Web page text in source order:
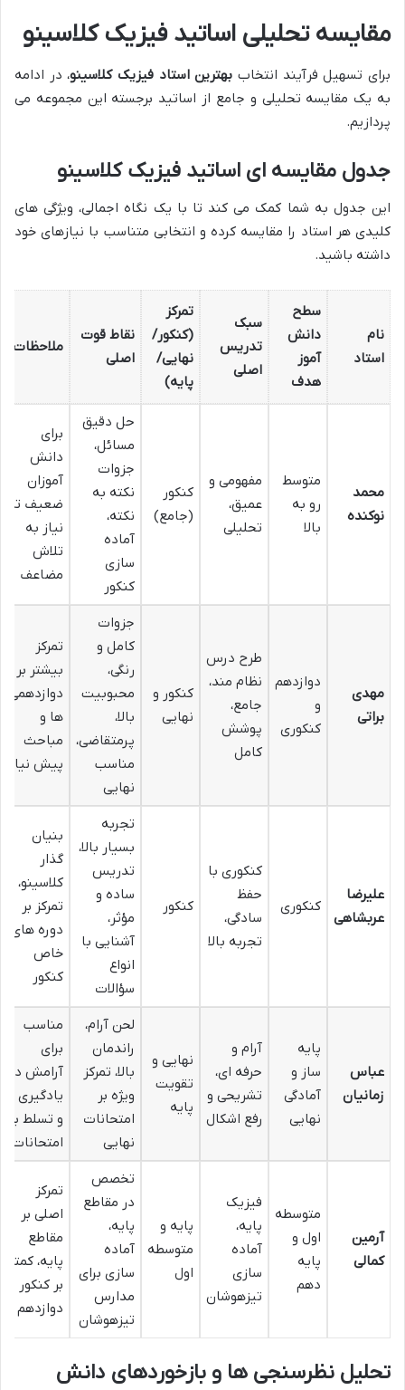
مقایسه تحلیلی اساتید فیزیک کلاسینو
برای تسهیل فرآیند انتخاب بهترین استاد فیزیک کلاسینو، در ادامه
به یک مقایسه تحلیلی و جامع از اساتید برجسته این مجموعه می
پردازیم.
جدول مقایسه ای اساتید فیزیک کلاسینو
این جدول به شما کمک می کند تا با یک نگاه اجمالی، ویژگی های
کلیدی هر استاد را مقایسه کرده و انتخابی متناسب با نیازهای خود
داشته باشید.
نام
استاد
سطح
دانش
آموز
هدف
سبک
تدریس
اصلی
تمرکز
(کنکور/
نهایی/
پایه)
نقاط قوت
اصلی
ملاحظات
محمد
نوکنده
متوسط
رو به
بالا
مفهومی و
عمیق،
تحلیلی
کنکور
(جامع)
حل دقیق
مسائل،
جزوات
نکته به
نکته،
آماده
سازی
کنکور
برای
دانش
آموزان
ضعیف تر
نیاز به
تلاش
مضاعف
مهدی
براتی
دوازدهم
و
کنکوری
طرح درس
نظام مند،
جامع،
پوشش
کامل
کنکور و
نهایی
جزوات
کامل و
رنگی،
محبوبیت
بالا،
پرمتقاضی،
مناسب
نهایی
تمرکز
بیشتر بر
دوازدهمی
ها و
مباحث
پیش نیاز
علیرضا
عربشاهی
کنکوری
کنکوری با
حفظ
سادگی،
تجربه بالا
کنکور
تجربه
بسیار بالا،
تدریس
ساده و
مؤثر،
آشنایی با
انواع
سؤالات
بنیان
گذار
کلاسینو،
تمرکز بر
دوره های
خاص
کنکور
عباس
زمانیان
پایه
ساز و
آمادگی
نهایی
آرام و
حرفه ای،
تشریحی و
رفع اشکال
نهایی و
تقویت
پایه
لحن آرام،
راندمان
بالا، تمرکز
ویژه بر
امتحانات
نهایی
مناسب
برای
آرامش در
یادگیری
و تسلط بر
امتحانات
آرمین
کمالی
متوسطه
اول و
پایه
دهم
فیزیک
پایه،
آماده
سازی
تیزهوشان
پایه و
متوسطه
اول
تخصص
در مقاطع
پایه،
آماده
سازی برای
مدارس
تیزهوشان
تمرکز
اصلی بر
مقاطع
پایه، کمتر
بر کنکور
دوازدهم
تحلیل نظرسنجی ها و بازخوردهای دانش